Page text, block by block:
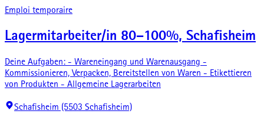
Emploi temporaire
Lagermitarbeiter/in 80–100%, Schafisheim
Deine Aufgaben: - Wareneingang und Warenausgang -
Kommissionieren, Verpacken, Bereitstellen von Waren - Etikettieren
von Produkten - Allgemeine Lagerarbeiten
Schafisheim (5503 Schafisheim)